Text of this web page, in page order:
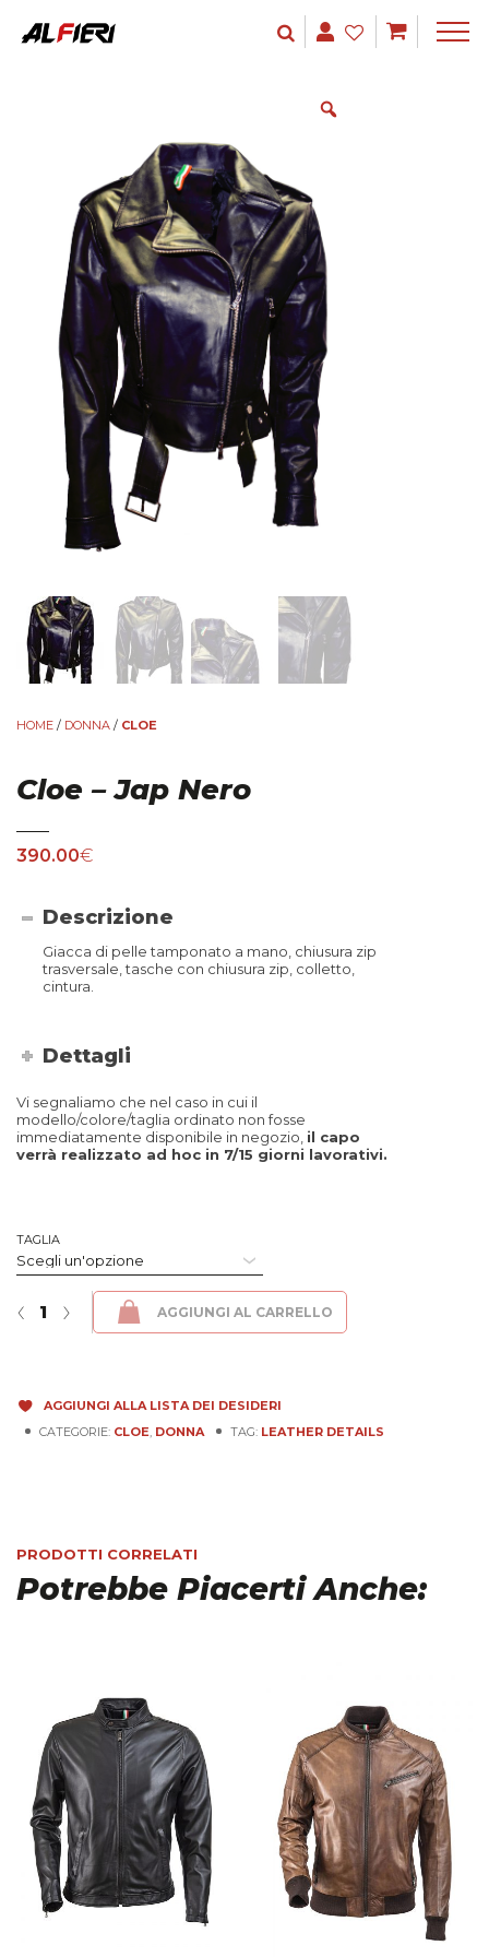
HOME / DONNA / CLOE
Cloe – Jap Nero
390.00€
Descrizione
Giacca di pelle tamponato a mano, chiusura zip
trasversale, tasche con chiusura zip, colletto,
cintura.
Dettagli
Vi segnaliamo che nel caso in cui il
modello/colore/taglia ordinato non fosse
immediatamente disponibile in negozio, il capo
verrà realizzato ad hoc in 7/15 giorni lavorativi.
TAGLIA
Cloe - Jap Nero quantità
›
‹ AGGIUNGI AL CARRELLO
AGGIUNGI ALLA LISTA DEI DESIDERI
CATEGORIE: CLOE DONNA TAG: LEATHER DETAILS
PRODOTTI CORRELATI
Potrebbe Piacerti Anche: